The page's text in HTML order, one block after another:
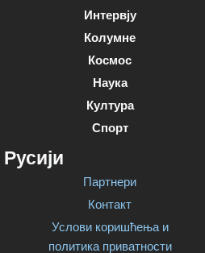
Интервју
Колумне
Космос
Наука
Култура
Спорт
Партнери
Контакт
Услови коришћења и
политика приватности